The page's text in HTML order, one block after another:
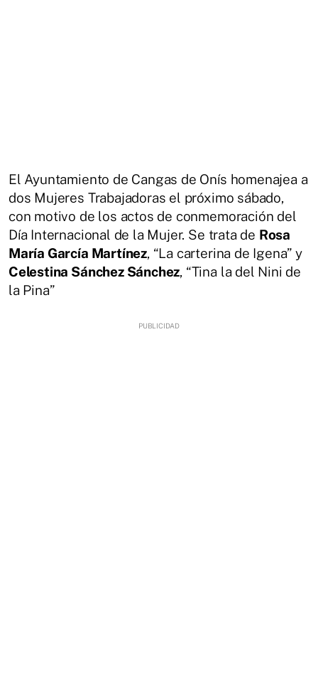
El Ayuntamiento de Cangas de Onís homenajea a
dos Mujeres Trabajadoras el próximo sábado,
con motivo de los actos de conmemoración del
Día Internacional de la Mujer. Se trata de Rosa
María García Martínez, “La carterina de Igena” y
Celestina Sánchez Sánchez, “Tina la del Nini de
la Pina”